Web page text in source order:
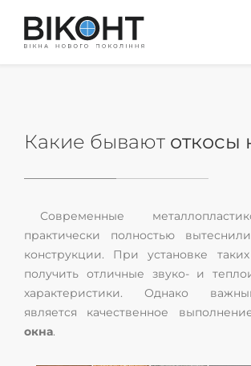
Какие бывают откосы
Современные
практически полностью
конструкции. При установке
получить отличные звуко- и
характеристики. Однако
является качественное
окна.